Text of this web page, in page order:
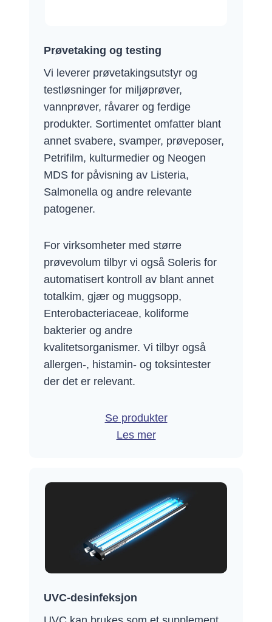
Prøvetaking og testing
Vi leverer prøvetakingsutstyr og
testløsninger for miljøprøver,
vannprøver, råvarer og ferdige
produkter. Sortimentet omfatter blant
annet svabere, svamper, prøveposer,
Petrifilm, kulturmedier og Neogen
MDS for påvisning av Listeria,
Salmonella og andre relevante
patogener.
For virksomheter med større
prøvevolum tilbyr vi også Soleris for
automatisert kontroll av blant annet
totalkim, gjær og muggsopp,
Enterobacteriaceae, koliforme
bakterier og andre
kvalitetsorganismer. Vi tilbyr også
allergen-, histamin- og toksintester
der det er relevant.
Se produkter
Les mer
UVC-desinfeksjon